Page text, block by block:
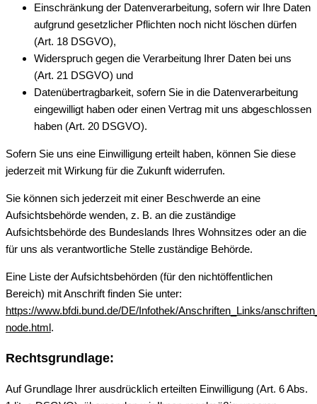
Einschränkung der Datenverarbeitung, sofern wir Ihre Daten
aufgrund gesetzlicher Pflichten noch nicht löschen dürfen
(Art. 18 DSGVO),
Widerspruch gegen die Verarbeitung Ihrer Daten bei uns
(Art. 21 DSGVO) und
Datenübertragbarkeit, sofern Sie in die Datenverarbeitung
eingewilligt haben oder einen Vertrag mit uns abgeschlossen
haben (Art. 20 DSGVO).
Sofern Sie uns eine Einwilligung erteilt haben, können Sie diese
jederzeit mit Wirkung für die Zukunft widerrufen.
Sie können sich jederzeit mit einer Beschwerde an eine
Aufsichtsbehörde wenden, z. B. an die zuständige
Aufsichtsbehörde des Bundeslands Ihres Wohnsitzes oder an die
für uns als verantwortliche Stelle zuständige Behörde.
Eine Liste der Aufsichtsbehörden (für den nichtöffentlichen
Bereich) mit Anschrift finden Sie unter:
https://www.bfdi.bund.de/DE/Infothek/Anschriften_Links/
node.html.
Rechtsgrundlage:
Auf Grundlage Ihrer ausdrücklich erteilten Einwilligung (Art. 6 Abs.